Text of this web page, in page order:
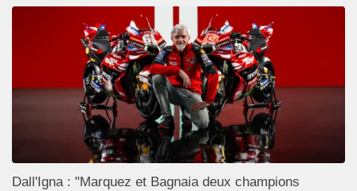
Dall'Igna : "Marquez et Bagnaia deux champions